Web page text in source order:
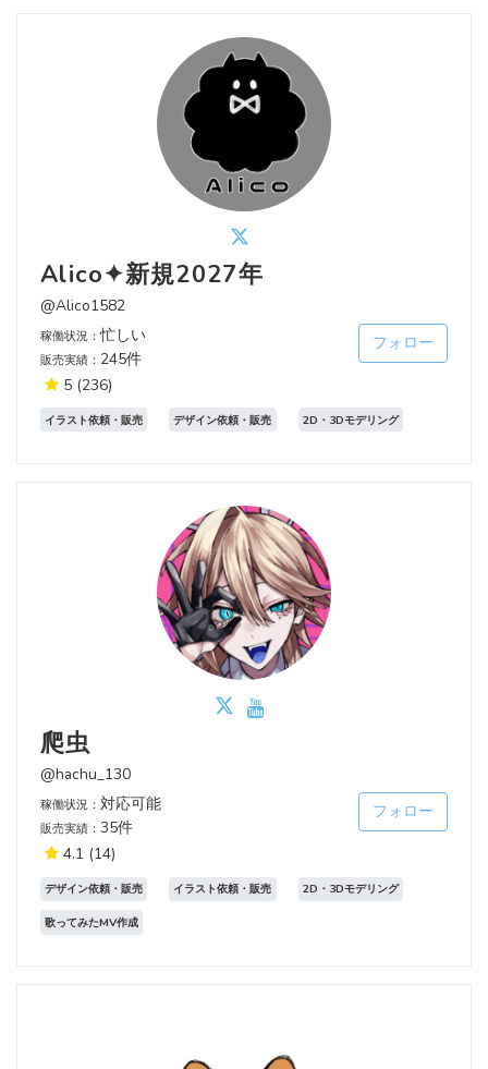
Alico✦新規2027年
@Alico1582
稼働状況：忙しい
販売実績： 245件
5 (236)
フォロー
イラスト依頼・販売 デザイン依頼・販売 2D・3Dモデリング
爬虫
@hachu_130
稼働状況： 対応可能
販売実績： 35件
4.1 (14)
フォロー
デザイン依頼・販売 イラスト依頼・販売 2D・3Dモデリング
歌ってみたMV作成